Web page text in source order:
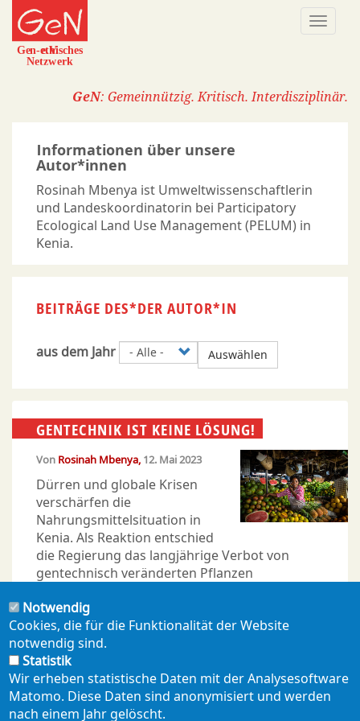
Direkt
zum
Inhalt
GeN: Gemeinnützig. Kritisch. Interdisziplinär.
Informationen über unsere
Autor*innen
Rosinah Mbenya ist Umweltwissenschaftlerin
und Landeskoordinatorin bei Participatory
Ecological Land Use Management (PELUM) in
Kenia.
BEITRÄGE DES*DER AUTOR*IN
aus dem Jahr Auswählen
GENTECHNIK IST KEINE LÖSUNG!
Von Rosinah Mbenya 12. Mai 2023
Dürren und globale Krisen
verschärfen die
Nahrungsmittelsituation in
Kenia. Als Reaktion entschied
die Regierung das langjährige Verbot von
gentechnisch veränderten Pflanzen
Gefahr für lokale Sorten, die Unabhängigkeit
der Bäuer*innen und die
Ernährungssicherheit.
Notwendig
Cookies, die für die Funktionalität der Website
notwendig sind.
Statistik
Wir erheben statistische Daten mit der Analysesoftware
Matomo. Diese Daten sind anonymisiert und werden
nach einem Jahr gelöscht.